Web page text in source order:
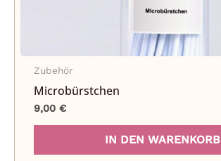
Zubehör
Microbürstchen
9,00€
IN DEN WARENKORB